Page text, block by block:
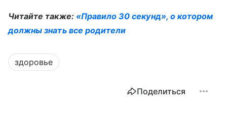
Читайте также: «Правило 30 секунд», о котором
должны знать все родители
здоровье
Поделиться